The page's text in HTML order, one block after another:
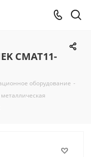
CMAT11-
оборудование -